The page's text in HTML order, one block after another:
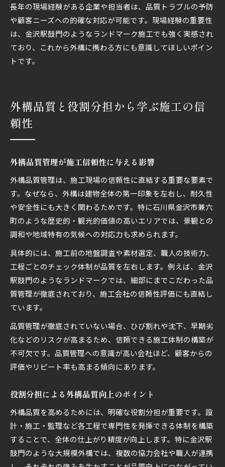
長年の現場経験がある企業や担当者は、品質トラブルの予防
や顧客ニーズへの的確な対応が可能です。現場経験の重要性
は、金沢駅鼓門のようなランドマーク施工でも強く実感され
ており、これから外構に携わる方にも意識してほしいポイン
トです。
外構品質と役割分担から学ぶ施工の信
頼性
外構品質管理が施工信頼性に与える影響
外構品質管理は、施工現場の信頼性に直結する重要な要素で
す。なぜなら、外構は建物全体の第一印象を左右し、耐久性
や安全性にも大きく関わるためです。特に石川県金沢市兼六
町のような歴史的・観光的価値の高いエリアでは、景観との
調和や地域特有の気候への対応力も求められます。
具体的には、施工前の地盤調査や素材選定、職人の技術力、
工程ごとのチェック体制が品質を左右します。例えば、金沢
駅鼓門のようなランドマークでは、細部にまでこだわった品
質管理が徹底されており、施工会社の信頼性評価にも直結し
ています。
品質管理が徹底されていない場合、ひび割れや沈下、早期劣
化などのリスクが高まるため、信頼できる施工体制の構築が
不可欠です。品質管理への意識が高い会社ほど、顧客からの
評価やリピート率も高まる傾向にあります。
役割分担による外構品質向上のポイント
外構品質を高めるためには、明確な役割分担が重要です。設
計・施工・監理など各工程で専門性を発揮できる体制を構築
することで、全体の仕上がり精度が向上します。特に金沢駅
鼓門のような大規模外構では、複数の協力会社や職人が連携